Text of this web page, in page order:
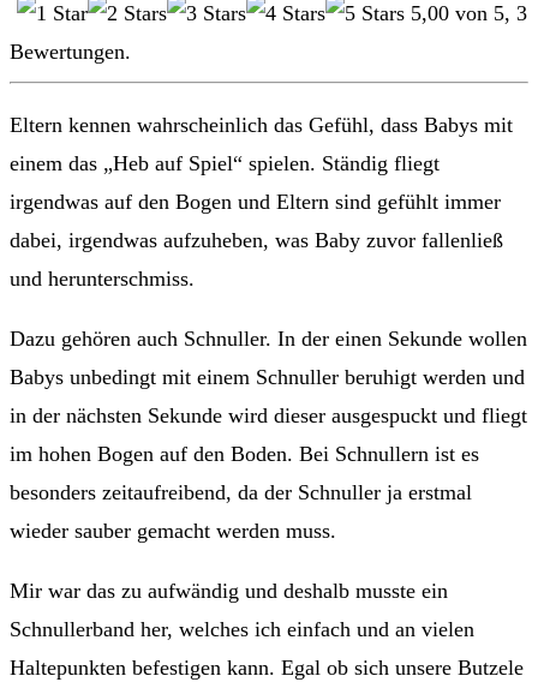
5,00 von 5, 3
Bewertungen.
Eltern kennen wahrscheinlich das Gefühl, dass Babys mit
einem das „Heb auf Spiel“ spielen. Ständig fliegt
irgendwas auf den Bogen und Eltern sind gefühlt immer
dabei, irgendwas aufzuheben, was Baby zuvor fallenließ
und herunterschmiss.
Dazu gehören auch Schnuller. In der einen Sekunde wollen
Babys unbedingt mit einem Schnuller beruhigt werden und
in der nächsten Sekunde wird dieser ausgespuckt und fliegt
im hohen Bogen auf den Boden. Bei Schnullern ist es
besonders zeitaufreibend, da der Schnuller ja erstmal
wieder sauber gemacht werden muss.
Mir war das zu aufwändig und deshalb musste ein
Schnullerband her, welches ich einfach und an vielen
Haltepunkten befestigen kann. Egal ob sich unsere Butzele